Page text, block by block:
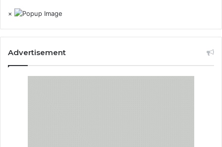
×
Advertisement